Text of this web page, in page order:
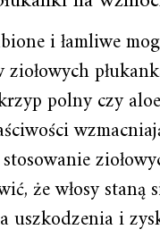
i łamliwe
polny czy
że włosy staną
uszkodzenia i